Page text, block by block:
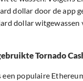
dollar door de app
dollar witgewassen
Tornado
een populaire